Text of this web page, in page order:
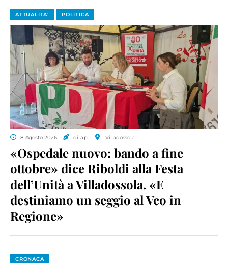
ATTUALITA' POLITICA
8 Agosto 2026 di a.p. Villadossola
«Ospedale nuovo: bando a fine
ottobre» dice Riboldi alla Festa
dell’Unità a Villadossola. «E
destiniamo un seggio al Vco in
Regione»
CRONACA